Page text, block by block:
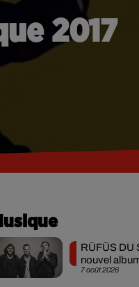
2017
7 août 2026
RÜFÜS DU
nouvel
mondiale